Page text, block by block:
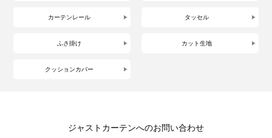
カーテンレール タッセル
ふさ掛け カット生地
クッションカバー
ジャストカーテンへのお問い合わせ